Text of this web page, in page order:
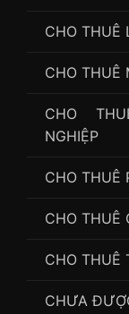
CHO THUÊ
CHO THUÊ
CHO
NGHIỆP
CHO THUÊ
CHO THUÊ
CHO THUÊ
CHƯA